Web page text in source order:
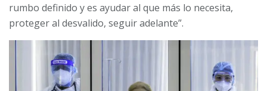
rumbo definido y es ayudar al que más lo necesita,
proteger al desvalido, seguir adelante”.